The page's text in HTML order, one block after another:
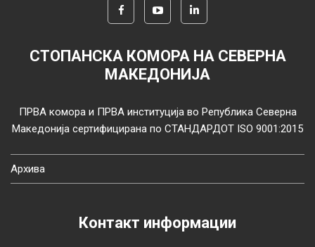
СТОПАНСКА КОМОРА НА СЕВЕРНА
МАКЕДОНИЈА
ПРВА комора и ПРВА институција во Република Северна
Македонија сертифицирана по СТАНДАРДОТ ISO 9001:2015
Архива
Контакт информации